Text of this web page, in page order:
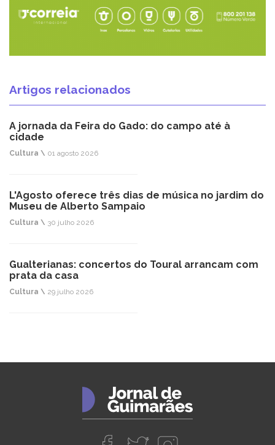
Artigos relacionados
A jornada da Feira do Gado: do campo até à
cidade
Cultura \ 01 agosto 2026
L'Agosto oferece três dias de música no jardim do
Museu de Alberto Sampaio
Cultura \ 30 julho 2026
Gualterianas: concertos do Toural arrancam com
prata da casa
Cultura \ 29 julho 2026